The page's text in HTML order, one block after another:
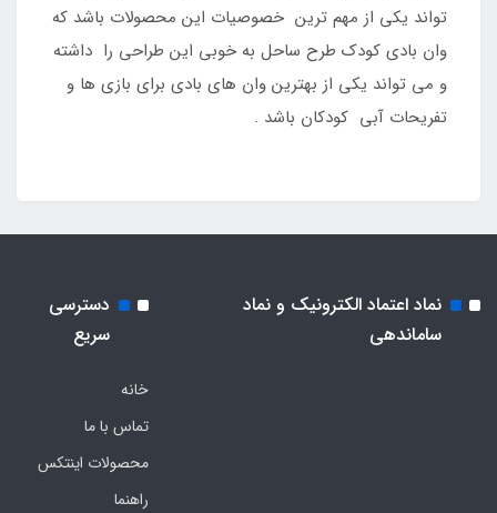
تواند یکی از مهم ترین خصوصیات این محصولات باشد که
وان بادی کودک طرح ساحل به خوبی این طراحی را داشته
و می تواند یکی از بهترین وان های بادی برای بازی ها و
تفریحات آبی کودکان باشد .
نماد اعتماد الکترونیک و نماد
ساماندهی
دسترسی
سریع
خانه
تماس با ما
محصولات اینتکس
راهنما